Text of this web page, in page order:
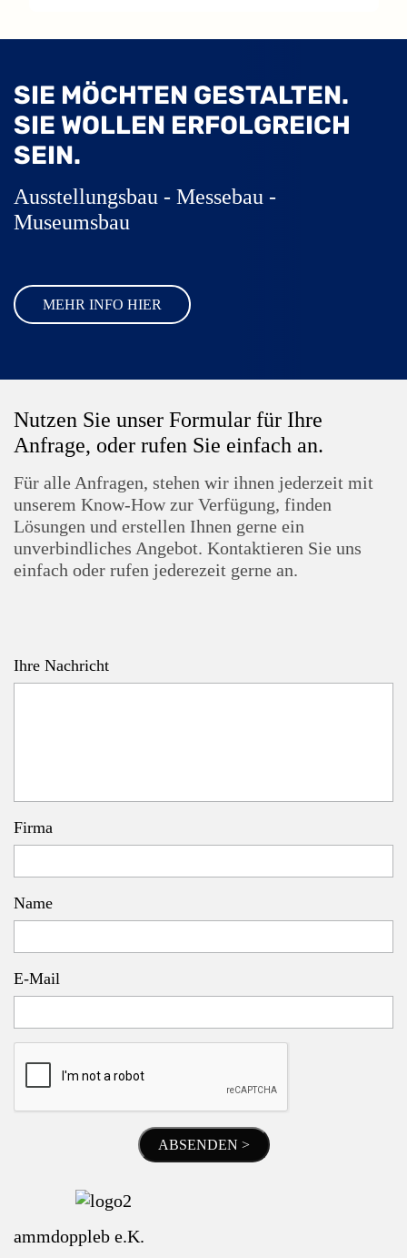
SIE MÖCHTEN GESTALTEN.
SIE WOLLEN ERFOLGREICH
SEIN.
Ausstellungsbau - Messebau -
Museumsbau
MEHR INFO HIER
Nutzen Sie unser Formular für Ihre
Anfrage, oder rufen Sie einfach an.
Für alle Anfragen, stehen wir ihnen jederzeit mit
unserem Know-How zur Verfügung, finden
Lösungen und erstellen Ihnen gerne ein
unverbindliches Angebot. Kontaktieren Sie uns
einfach oder rufen jederezeit gerne an.
Ihre Nachricht
Firma
Name
E-Mail
ABSENDEN >
ammdoppleb e.K.